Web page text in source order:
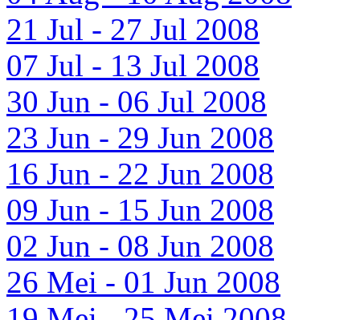
21 Jul - 27 Jul 2008
07 Jul - 13 Jul 2008
30 Jun - 06 Jul 2008
23 Jun - 29 Jun 2008
16 Jun - 22 Jun 2008
09 Jun - 15 Jun 2008
02 Jun - 08 Jun 2008
26 Mei - 01 Jun 2008